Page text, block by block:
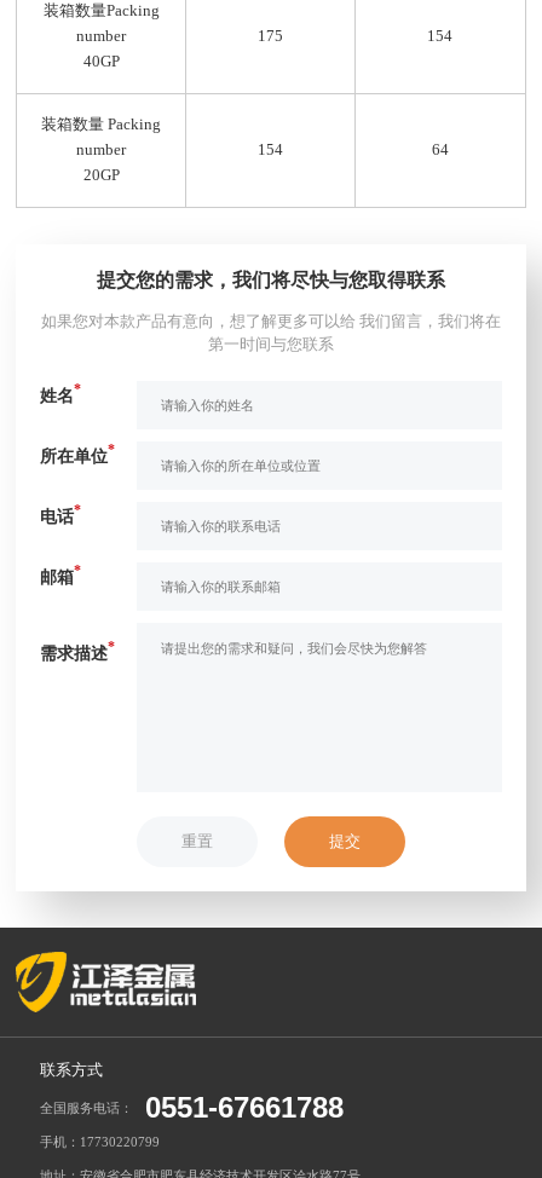
装箱数量Packing
number
40GP
175 154
装箱数量 Packing
number
20GP
154 64
提交您的需求，我们将尽快与您取得联系
如果您对本款产品有意向，想了解更多可以给 我们留言，我们将在
第一时间与您联系
姓名*
所在单位*
电话*
邮箱*
需求描述*
重置 提交
联系方式
全国服务电话： 0551-67661788
手机：17730220799
地址：安徽省合肥市肥东县经济技术开发区浍水路77号